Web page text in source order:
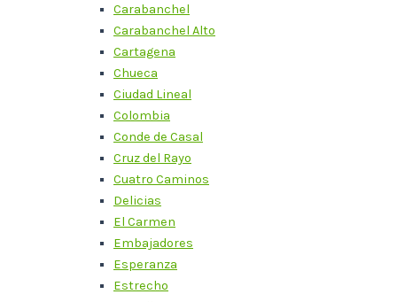
Carabanchel
Carabanchel Alto
Cartagena
Chueca
Ciudad Lineal
Colombia
Conde de Casal
Cruz del Rayo
Cuatro Caminos
Delicias
El Carmen
Embajadores
Esperanza
Estrecho